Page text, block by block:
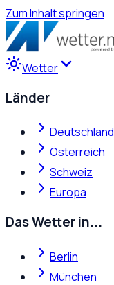
Zum Inhalt springen
Wetter
Länder
Deutschland
Österreich
Schweiz
Europa
Das Wetter in...
Berlin
München